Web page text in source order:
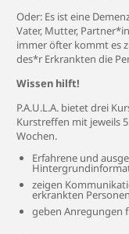
Oder: Es ist eine
Vater, Mutter,
immer öfter kommt es
des*r Erkrankten die
Wissen hilft!
P.A.U.L.A. bietet drei
Kurstreffen mit jeweils
Wochen.
Erfahrene und
zeigen
erkrankten
geben Anregungen